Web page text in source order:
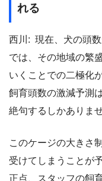
れる
西川: 現在、犬の頭
では、その地域の繁
いくことでの二極化
飼育頭数の激減予測
絶句するしかありませ
このケージの大きさ
受けてしまうことが
正点、スタッフの飼